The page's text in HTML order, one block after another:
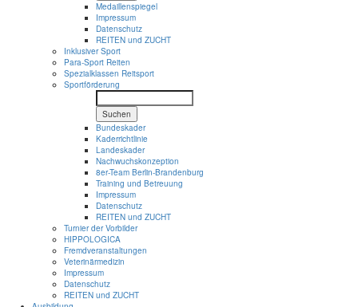
Medaillenspiegel
Impressum
Datenschutz
REITEN und ZUCHT
Inklusiver Sport
Para-Sport Reiten
Spezialklassen Reitsport
Sportförderung
Suchen
Bundeskader
Kaderrichtlinie
Landeskader
Nachwuchskonzeption
8er-Team Berlin-Brandenburg
Training und Betreuung
Impressum
Datenschutz
REITEN und ZUCHT
Turnier der Vorbilder
HIPPOLOGICA
Fremdveranstaltungen
Veterinärmedizin
Impressum
Datenschutz
REITEN und ZUCHT